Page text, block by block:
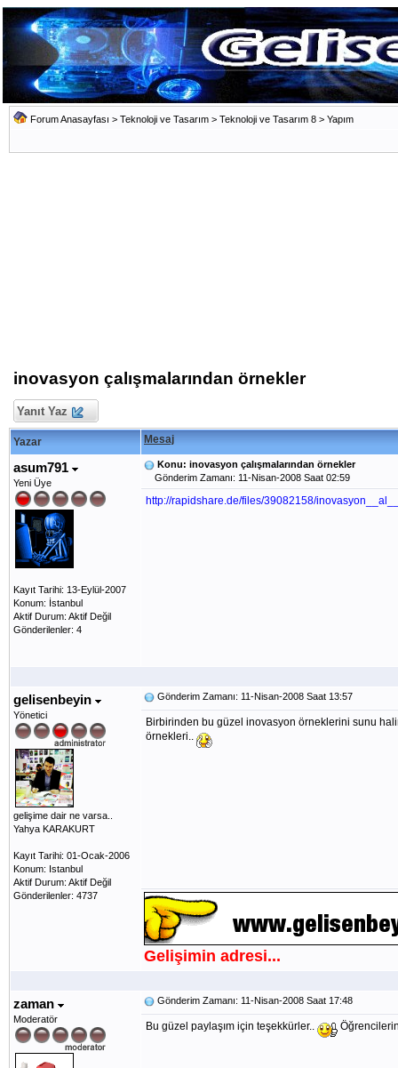
Forum Anasayfası > Teknoloji ve Tasarım > Teknoloji ve Tasarım 8 > Yapım
inovasyon çalışmalarından örnekler
Yanıt Yaz
Yazar Mesaj
asum791
Yeni Üye
Kayıt Tarihi: 13-Eylül-2007
Konum: İstanbul
Aktif Durum: Aktif Değil
Gönderilenler: 4
Konu: inovasyon çalışmalarından örnekler
Gönderim Zamanı: 11-Nisan-2008 Saat 02:59
http://rapidshare.de/files/39082158/
gelisenbeyin
Yönetici
gelişime dair ne varsa..
Yahya KARAKURT
Kayıt Tarihi: 01-Ocak-2006
Konum: Istanbul
Aktif Durum: Aktif Değil
Gönderilenler: 4737
Gönderim Zamanı: 11-Nisan-2008 Saat 13:57
Birbirinden bu güzel inovasyon örneklerini sunu
örnekleri..
Gelişimin adresi...
zaman
Moderatör
Gönderim Zamanı: 11-Nisan-2008 Saat 17:48
Bu güzel paylaşım için teşekkürler..